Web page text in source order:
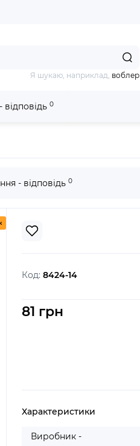
Я шукаю, наприклад, воблер
0
- відповідь 0
Код: 8424-14
81 грн
Характеристики
Виробник -